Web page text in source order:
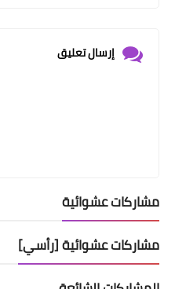
إرسال تعليق
مشاركات عشوائية
مشاركات عشوائية [رأسي]